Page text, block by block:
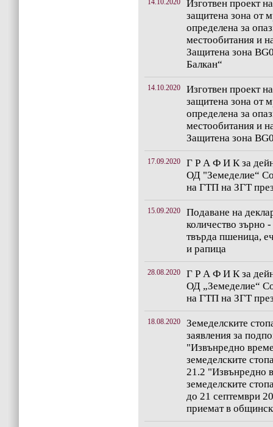
14.10.2020
Изготвен проект
защитена зона от
определена за
местообитания и
Защитена зона
Балкан“
14.10.2020
Изготвен проект
защитена зона от
определена за
местообитания и
Защитена зона
17.09.2020
Г Р А Ф И К за
ОД "Земеделие“
на ГТП на ЗГТ
15.09.2020
Подаване на
количество зърно
твърда пшеница,
и рапица
28.08.2020
Г Р А Ф И К за
ОД „Земеделие“
на ГТП на ЗГТ
18.08.2020
Земеделските
заявления за
"Извънредно
земеделските
21.2 "Извънредно
земеделските
до 21 септември
приемат в